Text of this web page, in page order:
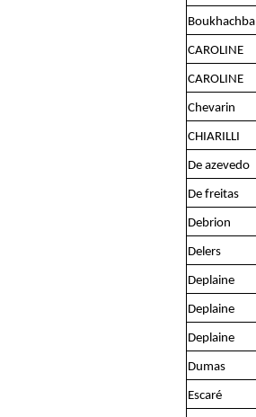
Boukhachba
CAROLINE
CAROLINE
Chevarin
CHIARILLI
De azevedo
De freitas
Debrion
Delers
Deplaine
Deplaine
Deplaine
Dumas
Escaré